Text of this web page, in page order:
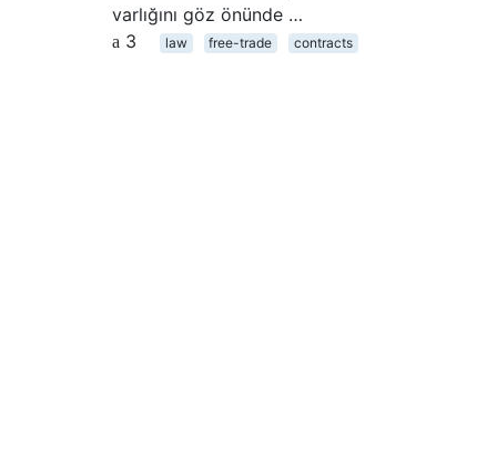
varlığını göz önünde …
3
law free-trade contracts